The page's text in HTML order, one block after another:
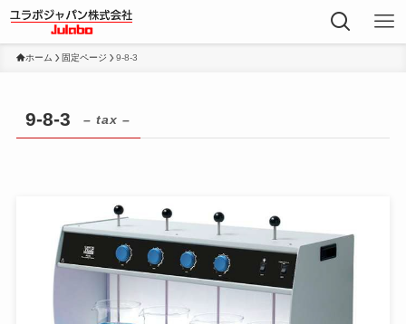
ホーム 固定ページ 9-8-3
9-8-3 – tax –